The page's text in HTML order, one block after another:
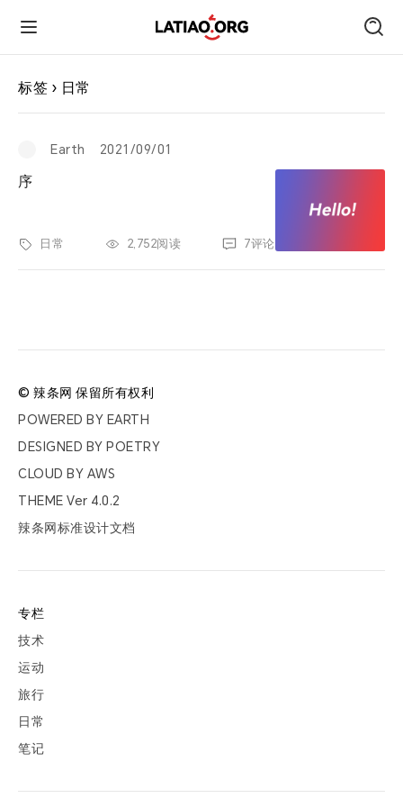
首页
技术
旅行
票夹
友邻
关于
标签 › 日常
Earth 2021/09/01
序
日常 2,752阅读 7评论
© 辣条网 保留所有权利
POWERED BY EARTH
DESIGNED BY POETRY
CLOUD BY AWS
THEME Ver 4.0.2
辣条网标准设计文档
专栏
技术
运动
旅行
日常
笔记